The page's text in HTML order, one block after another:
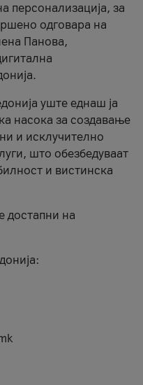
персонализација, за
одговара на
Панова,
уште еднаш ја
насока за создавање
и исклучително
што обезбедуваат
и вистинска
достапни на